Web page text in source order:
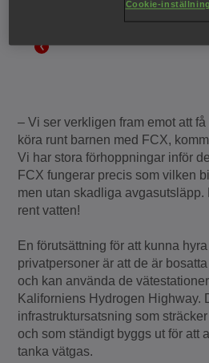
– Vi ser verkligen fram emot att
köra runt barnen med FCX,
Vi har stora förhoppningar inför
FCX fungerar precis som vilken
men utan skadliga
rent vatten!
En förutsättning för att kunna hyra
privatpersoner är att de är
och kan använda de
Kaliforniens Hydrogen Highway.
infrastruktursatsning som
och som ständigt byggs ut för att
tanka vätgas.
Cookie-